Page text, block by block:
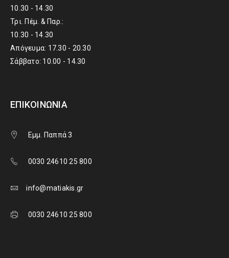
10.30 - 14.30
Τρι. Πέμ. & Παρ.:
10.30 - 14.30
Απόγευμα: 17.30 - 20.30
Σάββατο: 10.00 - 14.30
ΕΠΙΚΟΙΝΩΝΊΑ
Εμμ. Παππά 3
0030 24610 25 800
info@matiakis.gr
0030 24610 25 800